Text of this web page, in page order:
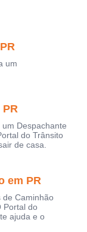
um
PR
Despachante
do Trânsito
de casa.
em PR
de Caminhão
Portal do
ajuda e o